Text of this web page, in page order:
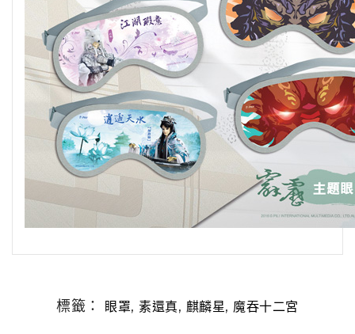
標籤： 眼罩,素還真, 麒麟星,魔吞十二宮